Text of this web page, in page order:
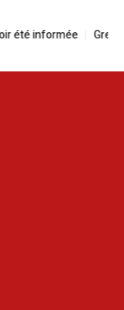
informée Green